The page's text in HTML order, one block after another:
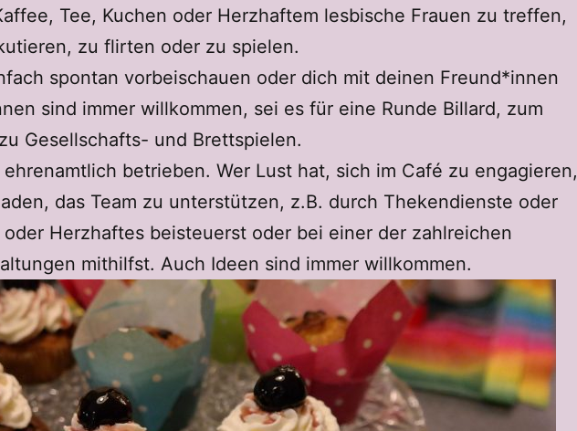
Tee, Kuchen oder Herzhaftem lesbische Frauen zu treffen,
zu flirten oder zu spielen.
spontan vorbeischauen oder dich mit deinen Freund*innen
sind immer willkommen, sei es für eine Runde Billard, zum
Gesellschafts- und Brettspielen.
ehrenamtlich betrieben. Wer Lust hat, sich im Café zu engagieren,
das Team zu unterstützen, z.B. durch Thekendienste oder
Herzhaftes beisteuerst oder bei einer der zahlreichen
mithilfst. Auch Ideen sind immer willkommen.